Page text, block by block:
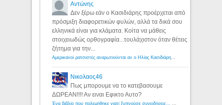
Αντώνης
Δεν ξέρω εάν ο Κασιδιάρης προέρχεται από
πρόσμιξη διαφορετικών φυλών, αλλά τα δικά σου
ελληνικά είναι για κλάματα. Κοίτα να μάθεις
στοιχειωδώς ορθογραφία...τουλάχιστον όταν θέτεις
ζήτημα για την...
Αμερικανοί ρατσιστές αναρωτιούνται αν ο Ηλίας Κασιδιάρης ανήκει στη λευκή φυλή... - Λόγιος Ερμής
Νικολαος46
Πως μπορουμε να το κατεβασουμε
ΔΩΡΕΑΝ!!!! Αν ειναι Εφικτο Αυτο?
Ένα βιβλίο που πολεμήθηκε γιατί ξυπνούσε συνειδήσεις... - Λόγιος Ερμής | Η γνώση ξεκινάει με την αναζήτηση...